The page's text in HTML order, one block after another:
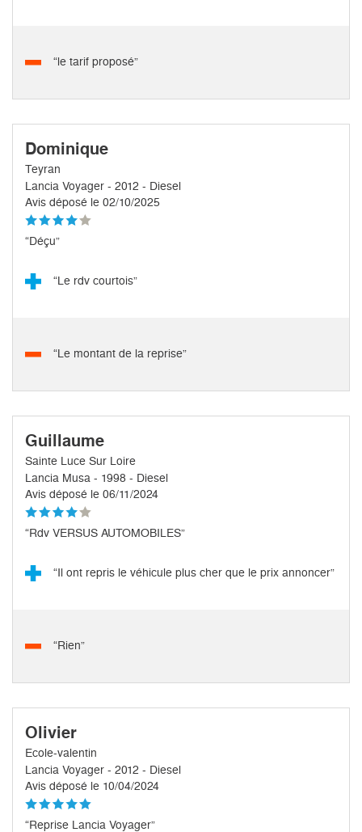
“le tarif proposé”
Dominique
Teyran
Lancia Voyager - 2012 - Diesel
Avis déposé le 02/10/2025
“Déçu”
“Le rdv courtois”
“Le montant de la reprise”
Guillaume
Sainte Luce Sur Loire
Lancia Musa - 1998 - Diesel
Avis déposé le 06/11/2024
“Rdv VERSUS AUTOMOBILES”
“Il ont repris le véhicule plus cher que le prix annoncer”
“Rien”
Olivier
Ecole-valentin
Lancia Voyager - 2012 - Diesel
Avis déposé le 10/04/2024
“Reprise Lancia Voyager”